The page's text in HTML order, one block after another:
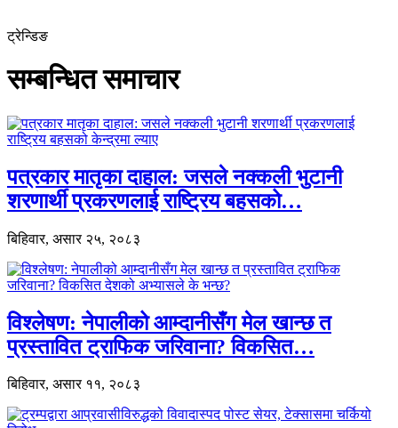
ट्रेन्डिङ
सम्बन्धित समाचार
पत्रकार मातृका दाहाल: जसले नक्कली भुटानी
शरणार्थी प्रकरणलाई राष्ट्रिय बहसको…
बिहिवार, असार २५, २०८३
विश्लेषण: नेपालीको आम्दानीसँग मेल खान्छ त
प्रस्तावित ट्राफिक जरिवाना? विकसित…
बिहिवार, असार ११, २०८३